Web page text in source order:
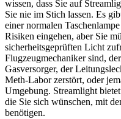
wissen, dass Sie auf
Sie nie im Stich lassen. Es
einer normalen
Risiken eingehen, aber Sie
sicherheitsgeprüften Licht
Flugzeugmechaniker sind,
Gasversorger, der
Meth-Labor zerstört, oder
Umgebung. Streamlight
die Sie sich wünschen, mit
benötigen.